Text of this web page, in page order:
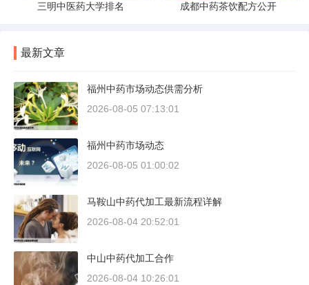
三明中医药大学排名 成都中药茶饮配方公开
最新文章
福州中药市场动态供需分析
2026-08-05 07:13:01
福州中药市场动态
2026-08-05 01:00:02
马鞍山中药代加工最新流程详解
2026-08-04 20:52:01
中山中药代加工合作
2026-08-04 10:26:01